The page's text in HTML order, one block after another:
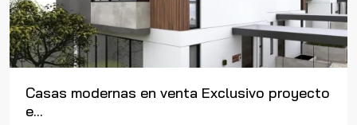
Casas modernas en venta Exclusivo proyecto
e...